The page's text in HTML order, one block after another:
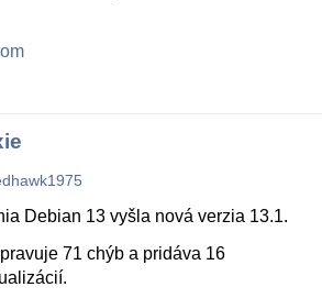
Debian 13 vyšla nová verzia 13.1.
71 chýb a pridáva 16